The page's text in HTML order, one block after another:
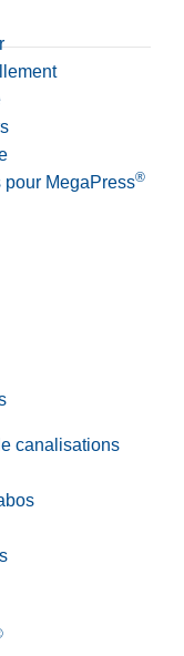
pour MegaPress®
canalisations